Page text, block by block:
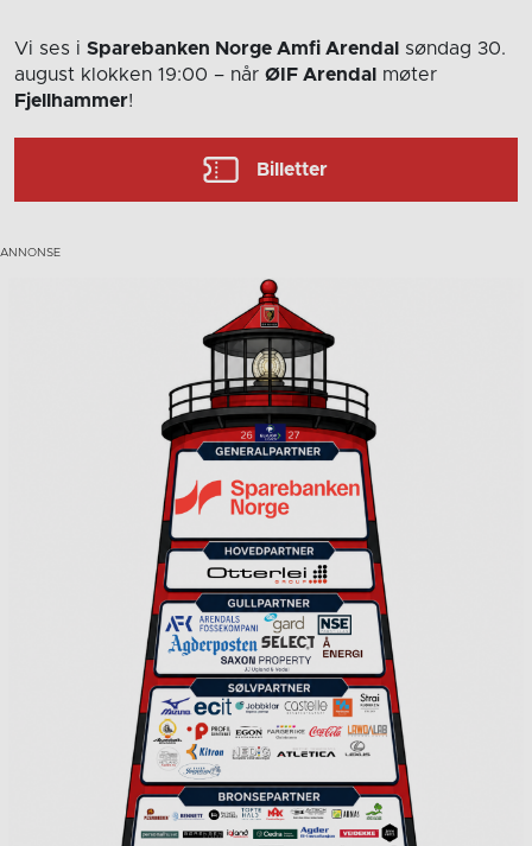
Vi ses i Sparebanken Norge Amfi Arendal
søndag 30.
august klokken 19:00 – når ØIF Arendal
møter
Fjellhammer!
Billetter